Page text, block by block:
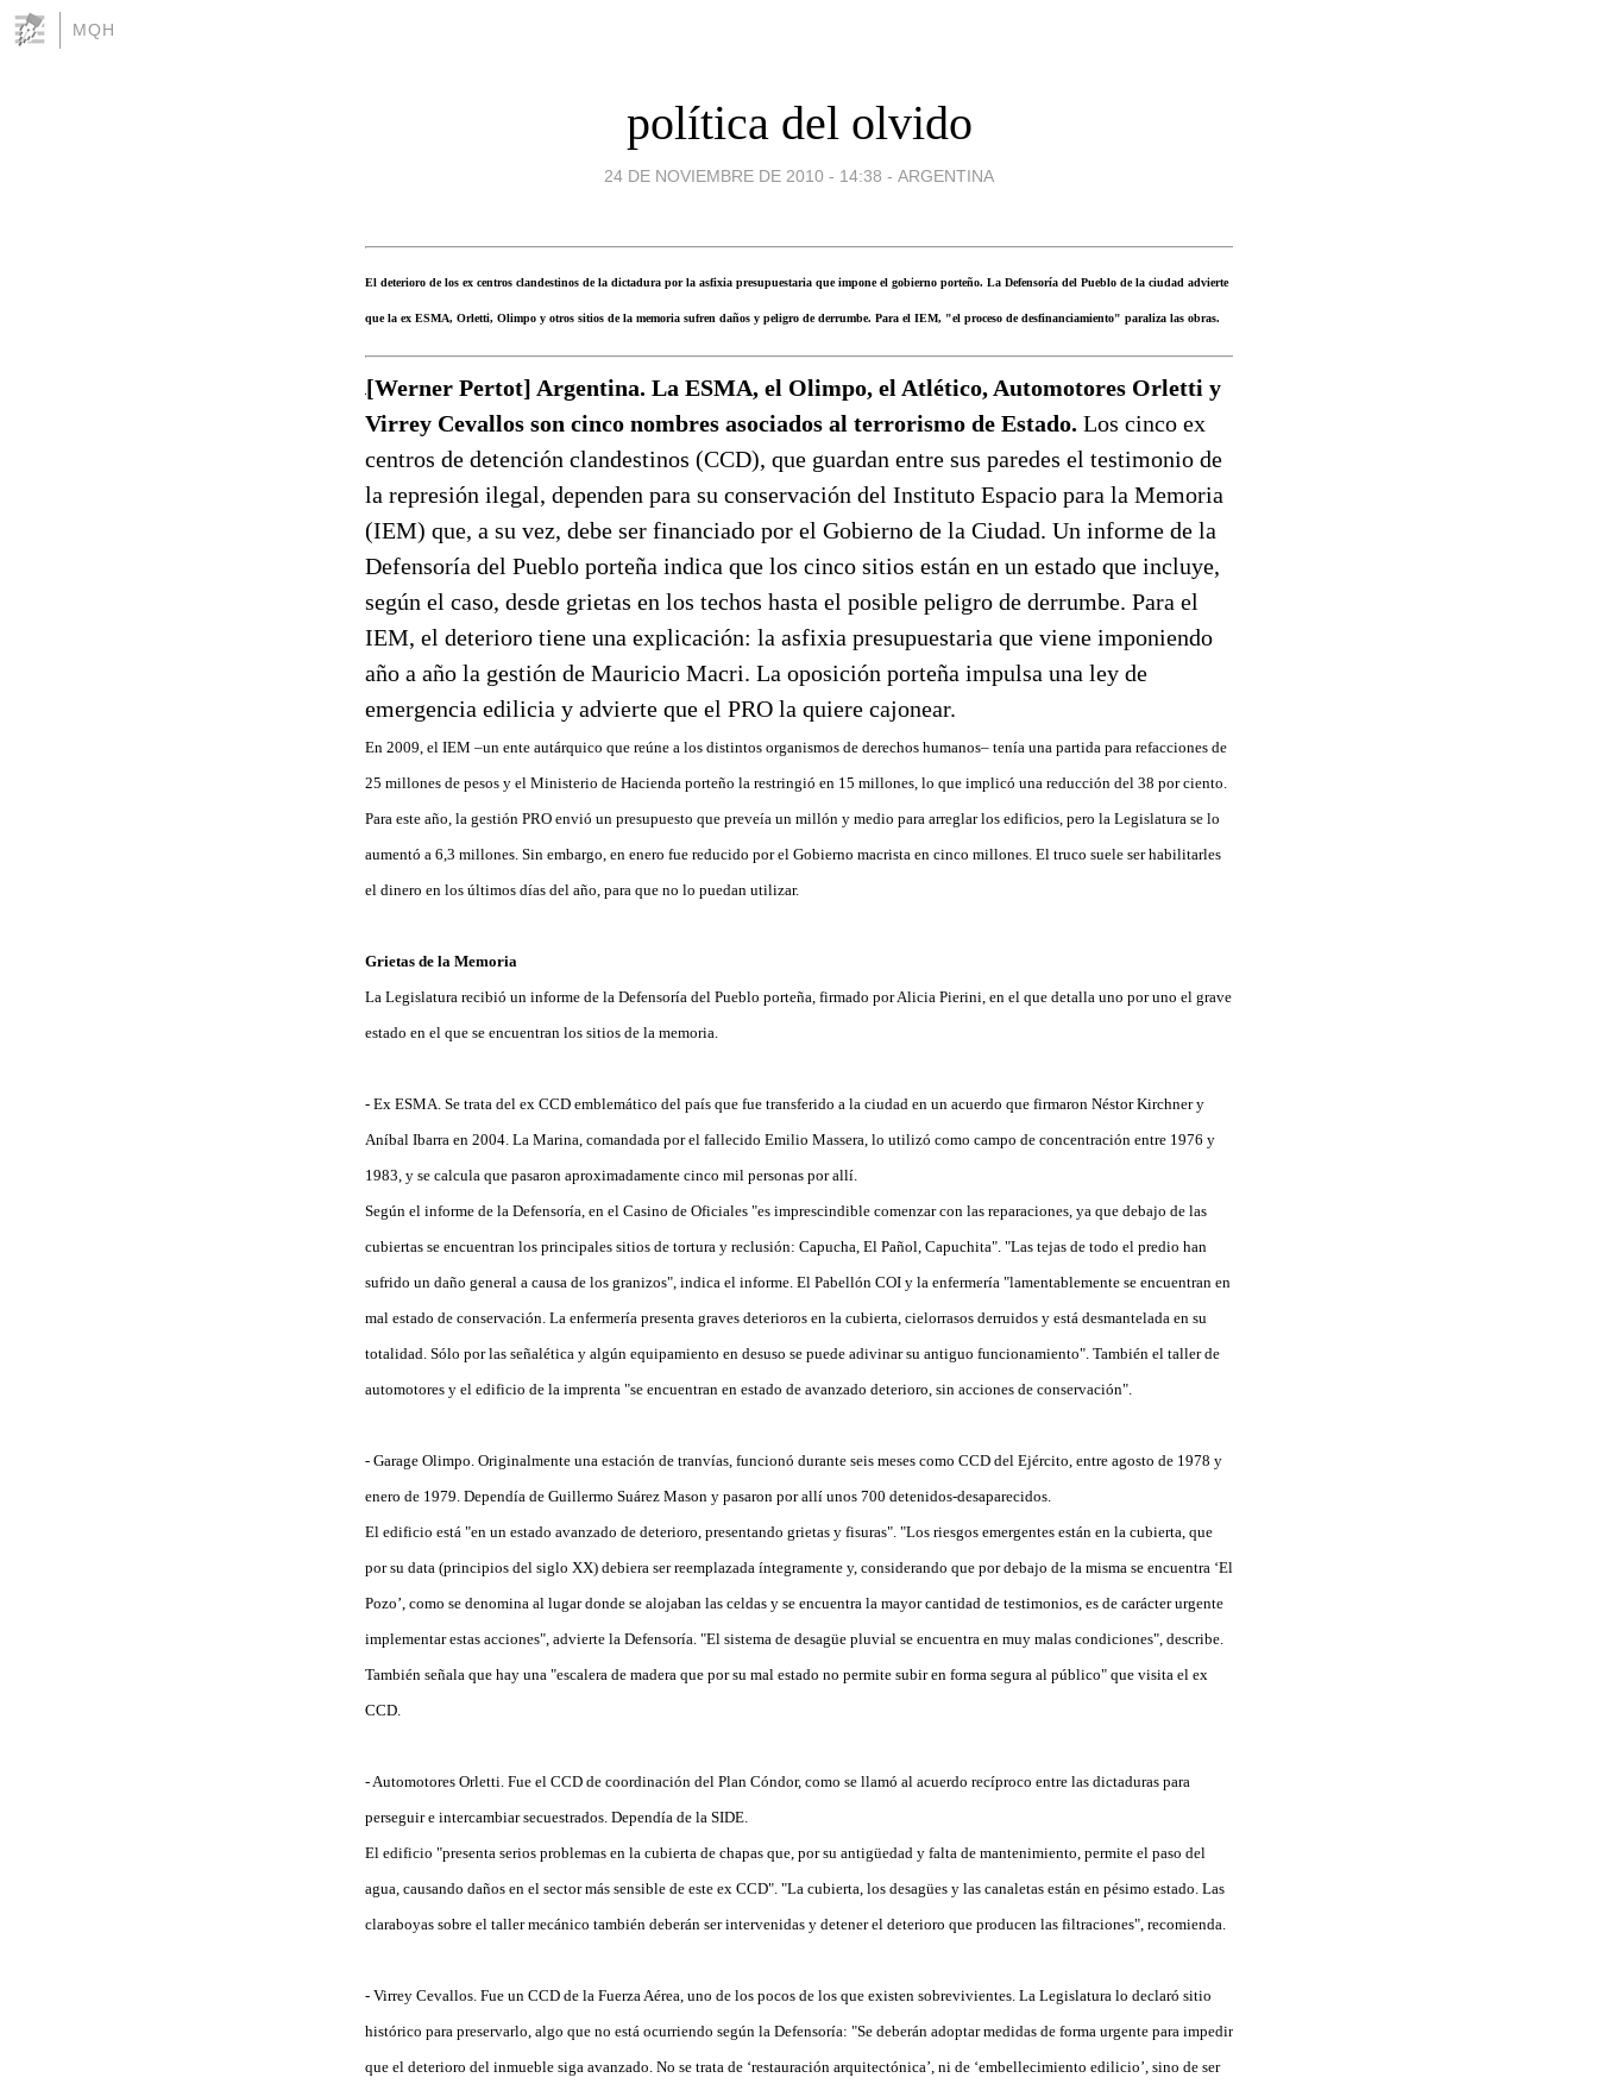
MQH
política del olvido
24 DE NOVIEMBRE DE 2010 - 14:38 - ARGENTINA
El deterioro de los ex centros clandestinos de la dictadura por la asfixia presupuestaria que impone el gobierno porteño. La Defensoría del Pueblo de la ciudad advierte
que la ex ESMA, Orletti, Olimpo y otros sitios de la memoria sufren daños y peligro de derrumbe. Para el IEM, "el proceso de desfinanciamiento" paraliza las obras.
[Werner Pertot] Argentina. La ESMA, el Olimpo, el Atlético, Automotores Orletti y
Virrey Cevallos son cinco nombres asociados al terrorismo de Estado. Los cinco ex
centros de detención clandestinos (CCD), que guardan entre sus paredes el testimonio de
la represión ilegal, dependen para su conservación del Instituto Espacio para la Memoria
(IEM) que, a su vez, debe ser financiado por el Gobierno de la Ciudad. Un informe de la
Defensoría del Pueblo porteña indica que los cinco sitios están en un estado que incluye,
según el caso, desde grietas en los techos hasta el posible peligro de derrumbe. Para el
IEM, el deterioro tiene una explicación: la asfixia presupuestaria que viene imponiendo
año a año la gestión de Mauricio Macri. La oposición porteña impulsa una ley de
emergencia edilicia y advierte que el PRO la quiere cajonear.
En 2009, el IEM –un ente autárquico que reúne a los distintos organismos de derechos humanos– tenía una partida para refacciones de
25 millones de pesos y el Ministerio de Hacienda porteño la restringió en 15 millones, lo que implicó una reducción del 38 por ciento.
Para este año, la gestión PRO envió un presupuesto que preveía un millón y medio para arreglar los edificios, pero la Legislatura se lo
aumentó a 6,3 millones. Sin embargo, en enero fue reducido por el Gobierno macrista en cinco millones. El truco suele ser habilitarles
el dinero en los últimos días del año, para que no lo puedan utilizar.
Grietas de la Memoria
La Legislatura recibió un informe de la Defensoría del Pueblo porteña, firmado por Alicia Pierini, en el que detalla uno por uno el grave
estado en el que se encuentran los sitios de la memoria.
- Ex ESMA. Se trata del ex CCD emblemático del país que fue transferido a la ciudad en un acuerdo que firmaron Néstor Kirchner y
Aníbal Ibarra en 2004. La Marina, comandada por el fallecido Emilio Massera, lo utilizó como campo de concentración entre 1976 y
1983, y se calcula que pasaron aproximadamente cinco mil personas por allí.
Según el informe de la Defensoría, en el Casino de Oficiales "es imprescindible comenzar con las reparaciones, ya que debajo de las
cubiertas se encuentran los principales sitios de tortura y reclusión: Capucha, El Pañol, Capuchita". "Las tejas de todo el predio han
sufrido un daño general a causa de los granizos", indica el informe. El Pabellón COI y la enfermería "lamentablemente se encuentran en
mal estado de conservación. La enfermería presenta graves deterioros en la cubierta, cielorrasos derruidos y está desmantelada en su
totalidad. Sólo por las señalética y algún equipamiento en desuso se puede adivinar su antiguo funcionamiento". También el taller de
automotores y el edificio de la imprenta "se encuentran en estado de avanzado deterioro, sin acciones de conservación".
- Garage Olimpo. Originalmente una estación de tranvías, funcionó durante seis meses como CCD del Ejército, entre agosto de 1978 y
enero de 1979. Dependía de Guillermo Suárez Mason y pasaron por allí unos 700 detenidos-desaparecidos.
El edificio está "en un estado avanzado de deterioro, presentando grietas y fisuras". "Los riesgos emergentes están en la cubierta, que
por su data (principios del siglo XX) debiera ser reemplazada íntegramente y, considerando que por debajo de la misma se encuentra ‘El
Pozo’, como se denomina al lugar donde se alojaban las celdas y se encuentra la mayor cantidad de testimonios, es de carácter urgente
implementar estas acciones", advierte la Defensoría. "El sistema de desagüe pluvial se encuentra en muy malas condiciones", describe.
También señala que hay una "escalera de madera que por su mal estado no permite subir en forma segura al público" que visita el ex
CCD.
- Automotores Orletti. Fue el CCD de coordinación del Plan Cóndor, como se llamó al acuerdo recíproco entre las dictaduras para
perseguir e intercambiar secuestrados. Dependía de la SIDE.
El edificio "presenta serios problemas en la cubierta de chapas que, por su antigüedad y falta de mantenimiento, permite el paso del
agua, causando daños en el sector más sensible de este ex CCD". "La cubierta, los desagües y las canaletas están en pésimo estado. Las
claraboyas sobre el taller mecánico también deberán ser intervenidas y detener el deterioro que producen las filtraciones", recomienda.
- Virrey Cevallos. Fue un CCD de la Fuerza Aérea, uno de los pocos de los que existen sobrevivientes. La Legislatura lo declaró sitio
histórico para preservarlo, algo que no está ocurriendo según la Defensoría: "Se deberán adoptar medidas de forma urgente para impedir
que el deterioro del inmueble siga avanzado. No se trata de ‘restauración arquitectónica’, ni de ‘embellecimiento edilicio’, sino de ser